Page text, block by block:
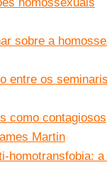
sobre a
entre os
como
Martin
homotransfobia: